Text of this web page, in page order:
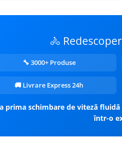
🚴
🔧 3000+ Produse
🚚 Livrare Express 24h
prima schimbare de viteză
într-o